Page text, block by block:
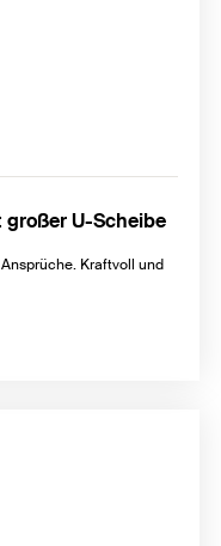
großer U-Scheibe
Kraftvoll und